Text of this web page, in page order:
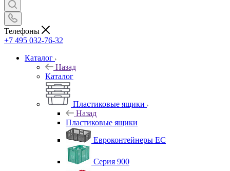
Телефоны
+7 495 032-76-32
Каталог
Назад
Каталог
Пластиковые ящики
Назад
Пластиковые ящики
Евроконтейнеры ЕС
Серия 900